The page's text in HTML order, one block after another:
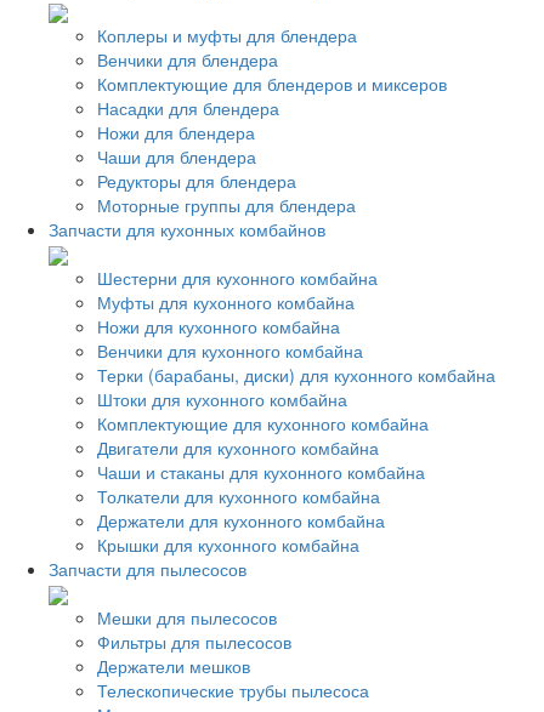
Коплеры и муфты для блендера
Венчики для блендера
Комплектующие для блендеров и миксеров
Насадки для блендера
Ножи для блендера
Чаши для блендера
Редукторы для блендера
Моторные группы для блендера
Запчасти для кухонных комбайнов
Шестерни для кухонного комбайна
Муфты для кухонного комбайна
Ножи для кухонного комбайна
Венчики для кухонного комбайна
Терки (барабаны, диски) для кухонного комбайна
Штоки для кухонного комбайна
Комплектующие для кухонного комбайна
Двигатели для кухонного комбайна
Чаши и стаканы для кухонного комбайна
Толкатели для кухонного комбайна
Держатели для кухонного комбайна
Крышки для кухонного комбайна
Запчасти для пылесосов
Мешки для пылесосов
Фильтры для пылесосов
Держатели мешков
Телескопические трубы пылесоса